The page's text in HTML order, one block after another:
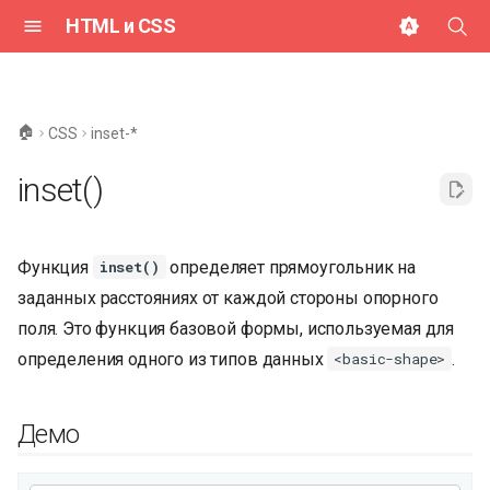
HTML и CSS
а
л
а
🏠 CSS inset-*
inset()
Функция inset()
определяет прямоугольник на
заданных расстояниях от каждой стороны опорного
поля. Это функция базовой формы, используемая для
определения одного из типов данных <basic-shape> .
Демо